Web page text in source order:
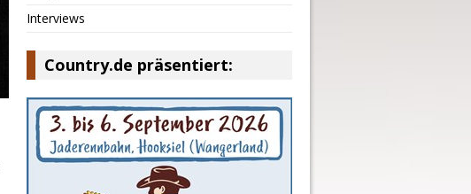
Interviews
Country.de präsentiert: